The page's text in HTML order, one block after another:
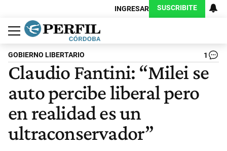
INGRESAR SUSCRIBITE
Política
Economía
Judiciales
Sociedad
Cultura
Espectáculos
Deportes
Protagonistas
GOBIERNO LIBERTARIO 1
Claudio Fantini: “Milei se
auto percibe liberal pero
en realidad es un
ultraconservador”